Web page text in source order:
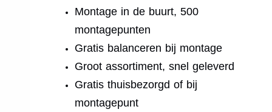
Montage in de buurt, 500
montagepunten
Gratis balanceren bij montage
Groot assortiment, snel geleverd
Gratis thuisbezorgd of bij
montagepunt